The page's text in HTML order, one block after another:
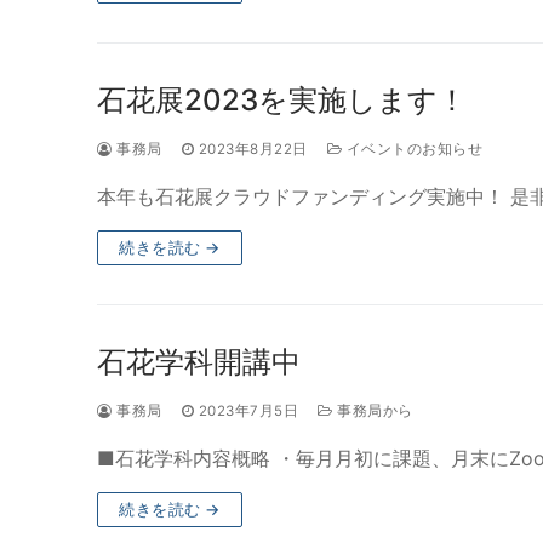
石花展2023を実施します！
事務局 2023年8月22日 イベントのお知らせ
本年も石花展クラウドファンディング実施中！ 是
続きを読む →
石花学科開講中
事務局 2023年7月5日 事務局から
■石花学科内容概略 ・毎月月初に課題、月末に
続きを読む →